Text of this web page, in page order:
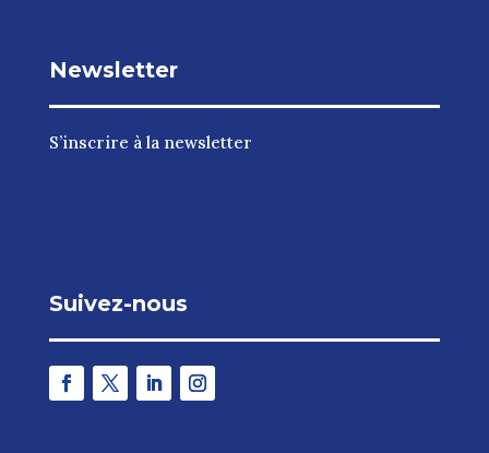
Newsletter
S’inscrire à la newsletter
Suivez-nous